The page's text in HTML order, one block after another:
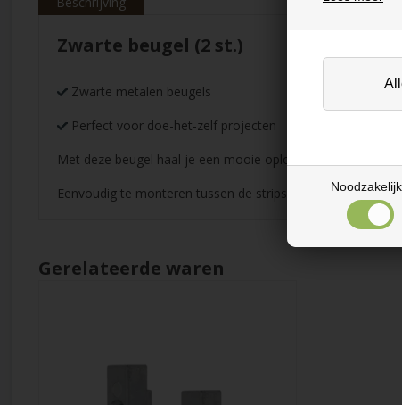
Zwarte beugel (2 st.)
Zwarte metalen beugels
Perfect voor doe-het-zelf projecten
Met deze beugel haal je een mooie oplossing in huis voor
Eenvoudig te monteren tussen de strips op de
Gerelateerde waren